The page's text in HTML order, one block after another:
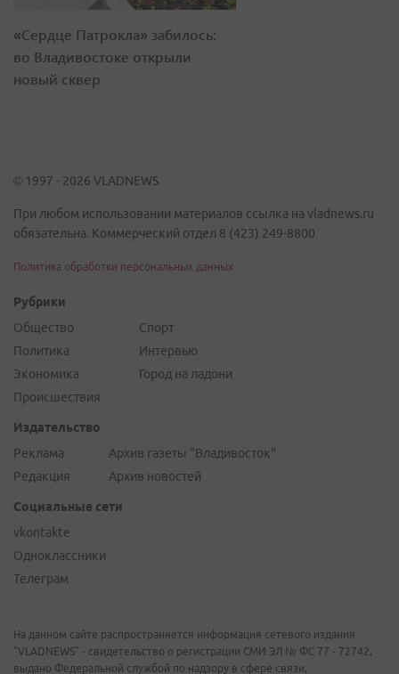
«Сердце Патрокла» забилось:
во Владивостоке открыли
новый сквер
© 1997 - 2026 VLADNEWS
При любом использовании материалов ссылка на vladnews.ru
обязательна. Коммерческий отдел 8 (423) 249-8800
Политика обработки персональных данных
Рубрики
Общество
Политика
Экономика
Происшествия
Спорт
Интервью
Город на ладони
Издательство
Реклама
Редакция
Архив газеты "Владивосток"
Архив новостей
Социальные сети
vkontakte
Одноклассники
Телеграм
На данном сайте распространяется информация сетевого издания
"VLADNEWS" - свидетельство о регистрации СМИ ЭЛ № ФС 77 - 72742,
выдано Федеральной службой по надзору в сфере связи,